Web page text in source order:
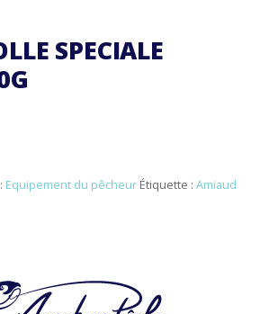
SPECIALE
Equipement du pêcheur Étiquette : Amiaud